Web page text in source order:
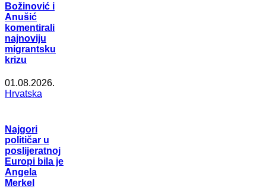
Božinović i
Anušić
komentirali
najnoviju
migrantsku
krizu
01.08.2026.
Hrvatska
Najgori
političar u
poslijeratnoj
Europi bila je
Angela
Merkel